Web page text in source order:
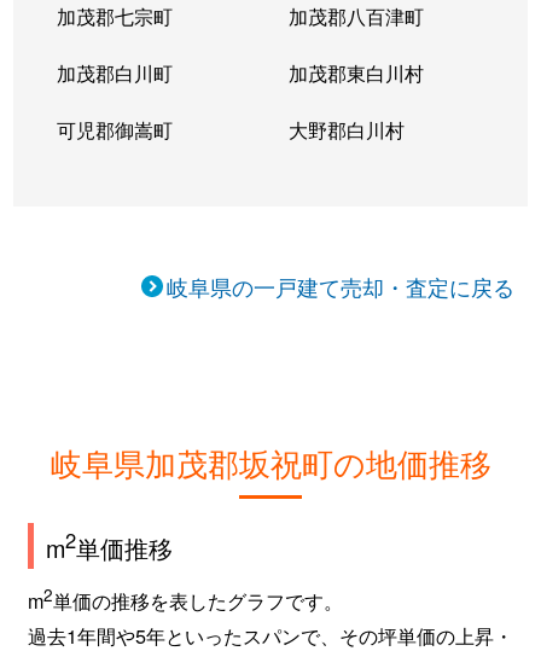
加茂郡七宗町 加茂郡八百津町
加茂郡白川町 加茂郡東白川村
可児郡御嵩町 大野郡白川村
岐阜県の一戸建て売却・査定に戻る
岐阜県加茂郡坂祝町の地価推移
m2単価推移
m2単価の推移を表したグラフです。
過去1年間や5年といったスパンで、その坪単価の上昇・